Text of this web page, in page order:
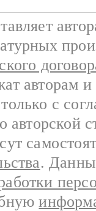
авторам
с
авторской
.